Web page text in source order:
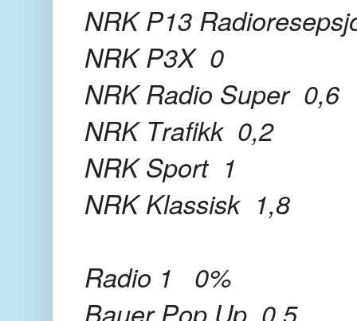
NRK P13
NRK P3X 0
NRK Radio Super 0,6
NRK Trafikk 0,2
NRK Sport 1
NRK Klassisk 1,8
Radio 1 0%
Bauer Pop Up 0,5